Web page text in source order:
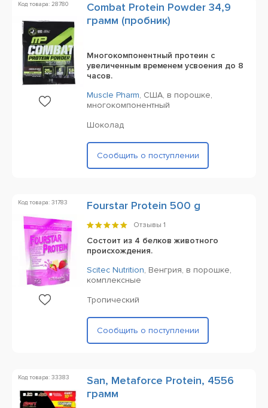
Код товара: 28780
Combat Protein Powder 34,9
грамм (пробник)
Многокомпонентный протеин с
увеличенным временем усвоения до 8
часов.
Muscle Pharm, США, в порошке,
многокомпонентный
Шоколад
Сообщить о поступлении
Код товара: 31783 Fourstar Protein 500 g
Отзывы 1
Состоит из 4 белков животного
происхождения.
Scitec Nutrition, Венгрия, в порошке,
комплексные
Тропический
Сообщить о поступлении
Код товара: 33383
San, Metaforce Protein, 4556
грамм